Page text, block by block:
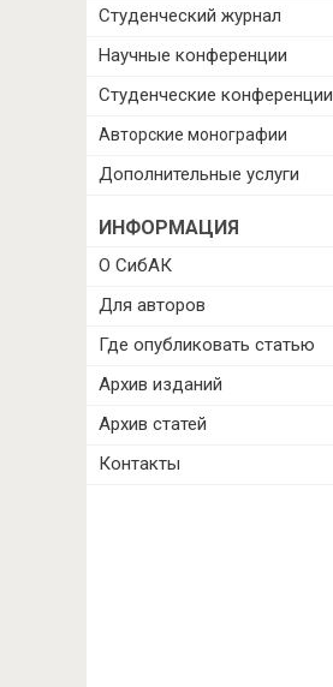
Студенческий журнал
Научные конференции
Студенческие конференции
Авторские монографии
Дополнительные услуги
ИНФОРМАЦИЯ
О СибАК
Для авторов
Где опубликовать статью
Архив изданий
Архив статей
Контакты